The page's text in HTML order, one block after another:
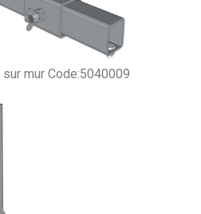
mur Code:5040009